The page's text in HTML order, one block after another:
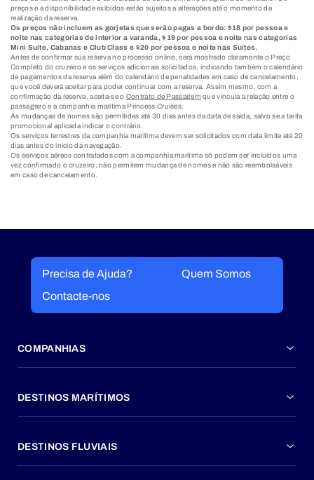
preços e a disponibilidade exibidos estão sujeitos a alterações até o momento da
realização da reserva.
Os preços não incluem as gorjetas que serão pagas a bordo: $18 por pessoa e
noite nas categorias de interior a varanda, $19 por pessoa e noite nas categorias
Mini Suíte, Cabanas e Club Class e $20 por pessoa e noite nas Suítes.
Antes de confirmar sua reserva no processo online, será mostrado claramente o Preço
Completo do cruzeiro e os serviços adicionais solicitados, indicando também o calendário
de pagamentos da reserva além do calendário de penalidades em caso de cancelamento,
que você deverá aceitar para poder continuar com a reserva. Assim mesmo, com a
confirmação da reserva, aceita-se o Contrato de Passagem que vincula a relação entre o
passageiro e a companhia marítima Princess Cruises.
As mudanças de nomes são permitidas até 30 dias antes da data de saída, salvo se a tarifa
promocional aplicada indicar o contrário.
Os serviços terrestres da companhia marítima devem ser solicitados com data limite até 20
dias antes do início da navegação.
Os serviços aéreos contratados com a companhia marítima só podem ser incluídos uma
vez confirmado o cruzeiro, não permitem mudança de nomes e não são reembolsáveis
em caso de cancelamento.
Precisa de Ajuda?
Quem Somos
Contacte-nos
COMPANHIAS
DESTINOS MARÍTIMOS
DESTINOS FLUVIAIS